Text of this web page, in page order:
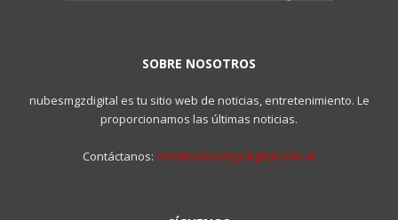
SOBRE NOSOTROS
nubesmgzdigital es tu sitio web de noticias, entretenimiento. Le
proporcionamos las últimas noticias.
Contáctanos: info@nubesmgzdigital.com.ar